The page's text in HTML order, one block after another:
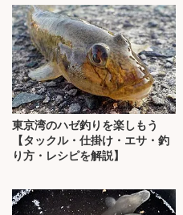
東京湾のハゼ釣りを楽しもう
【タックル・仕掛け・エサ・釣
り方・レシピを解説】